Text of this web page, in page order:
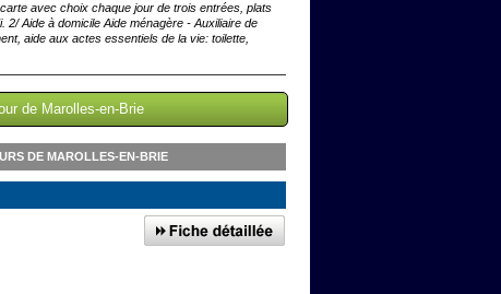
avec choix chaque jour de trois entrées, plats
Aide à domicile Aide ménagère - Auxiliaire de
aide aux actes essentiels de la vie: toilette,
de Marolles-en-Brie
DE MAROLLES-EN-BRIE